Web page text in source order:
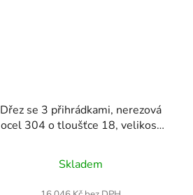
Dřez se 3 přihrádkami, nerezová
ocel 304 o tloušťce 18, velikost
komerční kuchyňský přípravný a
užitkový dřez se 2 odkapávacími
deskami a obkladem pro
Skladem